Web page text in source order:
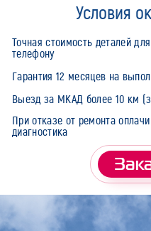
Условия
Точная стоимость деталей
телефону
Гарантия 12 месяцев на
Выезд за МКАД более 10 км
При отказе от ремонта
диагностика